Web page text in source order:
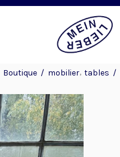
Boutique/ mobilier, tables /